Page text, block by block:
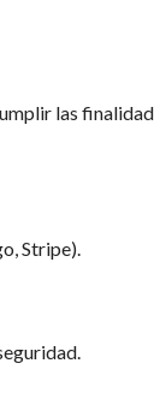
las
Stripe).